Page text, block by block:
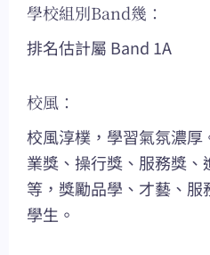
學校組別Band幾：
排名估計屬 Band 1A
校風：
校風淳樸，學習氣氛濃
業獎、操行獎、服務獎
等，獎勵品學、才藝、
學生。